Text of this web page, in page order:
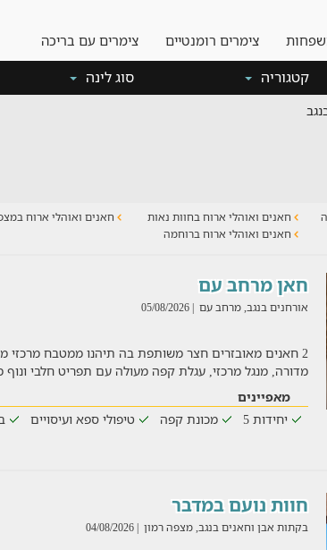
צימרים רומנטיים צימרים עם בריכה
קטגוריה סוג לינה
חאנים ואוהלי ארוח בחוות נאות חאנים ואוהלי ארוח
חאנים ואוהלי ארוח ברוחמה
חאן מרחב עם
אורחנים בנגב, מרחב עם | 05/08/2026
2 חאנים מאובזרים חצר משותפת בה תיהנו ממטבח מרכזי
מדורה, מנגל מרכזי, עגלת קפה מעולה עם תפריט חלבי
מאפיינים
יחידות 5
מכונת קפה טיפולי ספא ועיסויים
חוות נועם במדבר
בקתות אבן וחאנים בנגב, מצפה רמון | 04/08/2026